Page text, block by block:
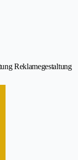
Reklamegestaltung